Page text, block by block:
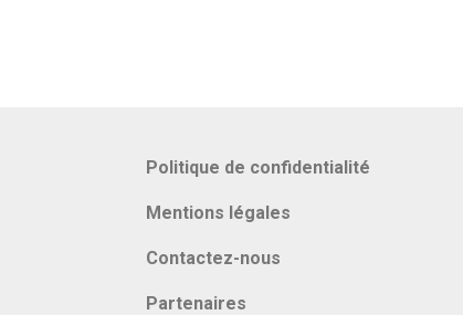
Politique de confidentialité
Mentions légales
Contactez-nous
Partenaires